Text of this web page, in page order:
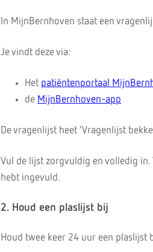
In MijnBernhoven staat een
Je vindt deze via:
Het patiëntenportaal
de MijnBernhoven-app
De vragenlijst heet ‘Vragenlijst
Vul de lijst zorgvuldig en volledig
hebt ingevuld.
2. Houd een plaslijst bij
Houd twee keer 24 uur een plaslijst